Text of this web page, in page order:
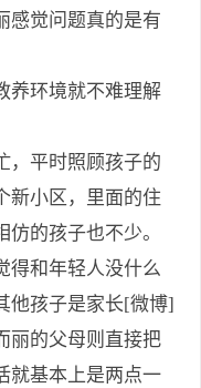
感觉问题真的是有
环境就不难理解
平时照顾孩子的
新小区，里面的住
的孩子也不少。
得和年轻人没什么
他孩子是家长[微博]
丽的父母则直接把
就基本上是两点一